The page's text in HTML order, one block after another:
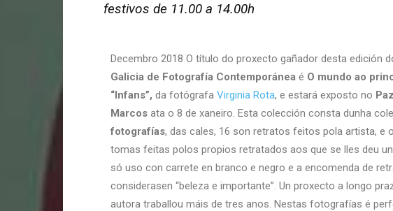
festivos de 11.00 a 14.00h
Decembro 2018 O título do proxecto gañador desta edición
Galicia de Fotografía Contemporánea é O mundo ao
“Infans”, da fotógrafa Virginia Rota, e estará exposto no
Marcos ata o 8 de xaneiro. Esta colección consta dunha
fotografías, das cales, 16 son retratos feitos pola artista, e
tomas feitas polos propios retratados aos que se lles deu
só uso con carrete en branco e negro e a encomenda de
considerasen “beleza e importante”. Un proxecto a longo
autora traballou máis de tres anos. Nestas fotografías é